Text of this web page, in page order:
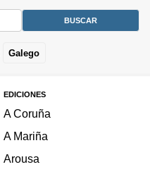
Galego
EDICIONES
A Coruña
A Mariña
Arousa